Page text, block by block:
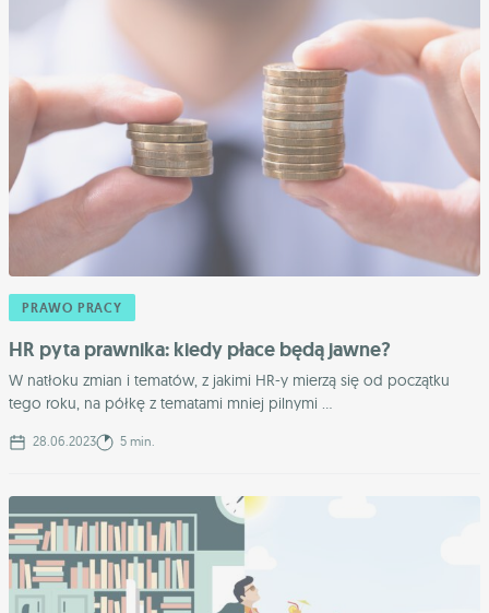
PRAWO PRACY
HR pyta prawnika: kiedy płace będą jawne?
W natłoku zmian i tematów, z jakimi HR-y mierzą się od początku
tego roku, na półkę z tematami mniej pilnymi ...
28.06.2023 5 min.